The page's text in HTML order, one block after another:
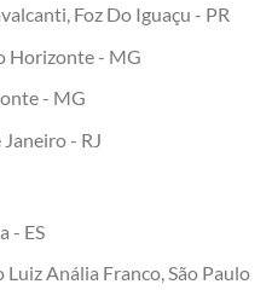
Foz Do Iguaçu - PR
Horizonte - MG
- MG
- RJ
- ES
Anália Franco, São Paulo